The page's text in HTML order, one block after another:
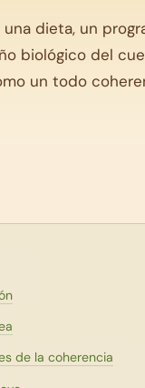
dieta, un
biológico del
un todo
de la coherencia